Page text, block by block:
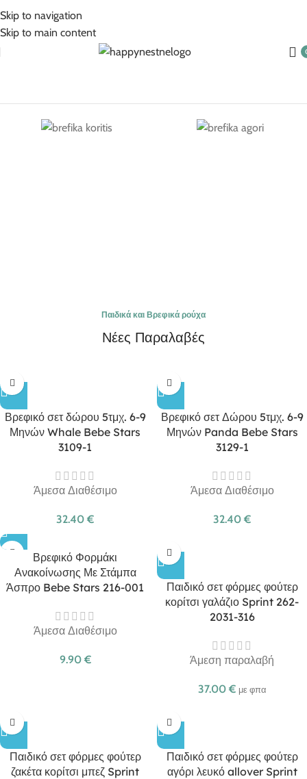
Skip to navigation
Skip to main content
Παιδικά και Βρεφικά ρούχα
Νέες Παραλαβές
Βρεφικό σετ δώρου 5τμχ. 6-9
Μηνών Whale Bebe Stars
3109-1
Άμεσα Διαθέσιμο
32.40 €
Βρεφικό σετ Δώρου 5τμχ. 6-9
Μηνών Panda Bebe Stars
3129-1
Άμεσα Διαθέσιμο
32.40 €
Βρεφικό Φορμάκι
Ανακοίνωσης Με Στάμπα
Άσπρο Bebe Stars 216-001
Άμεσα Διαθέσιμο
9.90 €
Παιδικό σετ φόρμες φούτερ
κορίτσι γαλάζιο Sprint 262-
2031-316
Άμεση παραλαβή
37.00 € με φπα
Παιδικό σετ φόρμες φούτερ
ζακέτα κορίτσι μπεζ Sprint
Παιδικό σετ φόρμες φούτερ
αγόρι λευκό allover Sprint
5% Επιπλέον έκπτωση για πληρωμές με κάρτα!